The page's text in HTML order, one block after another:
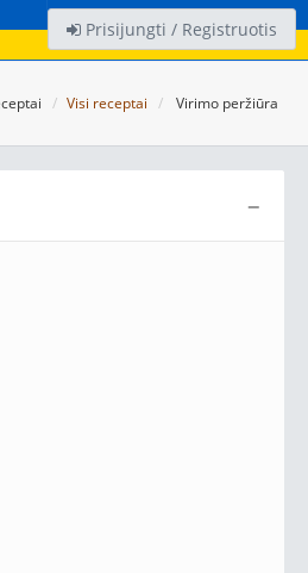
Prisijungti / Registruotis
Visi receptai Virimo peržiūra
−